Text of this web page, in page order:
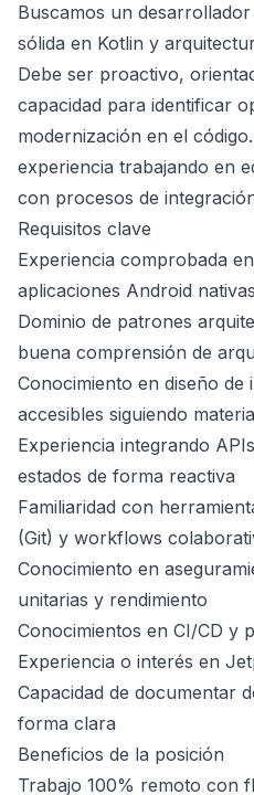
Buscamos un
sólida en Kotlin y
Debe ser proactivo,
capacidad para identificar
modernización en el
experiencia trabajando en
con procesos de
Requisitos clave
Experiencia comprobada
aplicaciones Android
Dominio de patrones
buena comprensión de
Conocimiento en diseño de
accesibles siguiendo
Experiencia integrando
estados de forma reactiva
Familiaridad con
(Git) y workflows
Conocimiento en
unitarias y rendimiento
Conocimientos en CI/CD y
Experiencia o interés en
Capacidad de documentar
forma clara
Beneficios de la posición
Trabajo 100% remoto con